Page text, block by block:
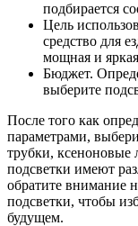
подбирается
Цель
средство для
мощная и
Бюджет.
выберите
После того как
параметрами,
трубки, ксеноновые
подсветки имеют
обратите внимание
подсветки, чтобы
будущем.